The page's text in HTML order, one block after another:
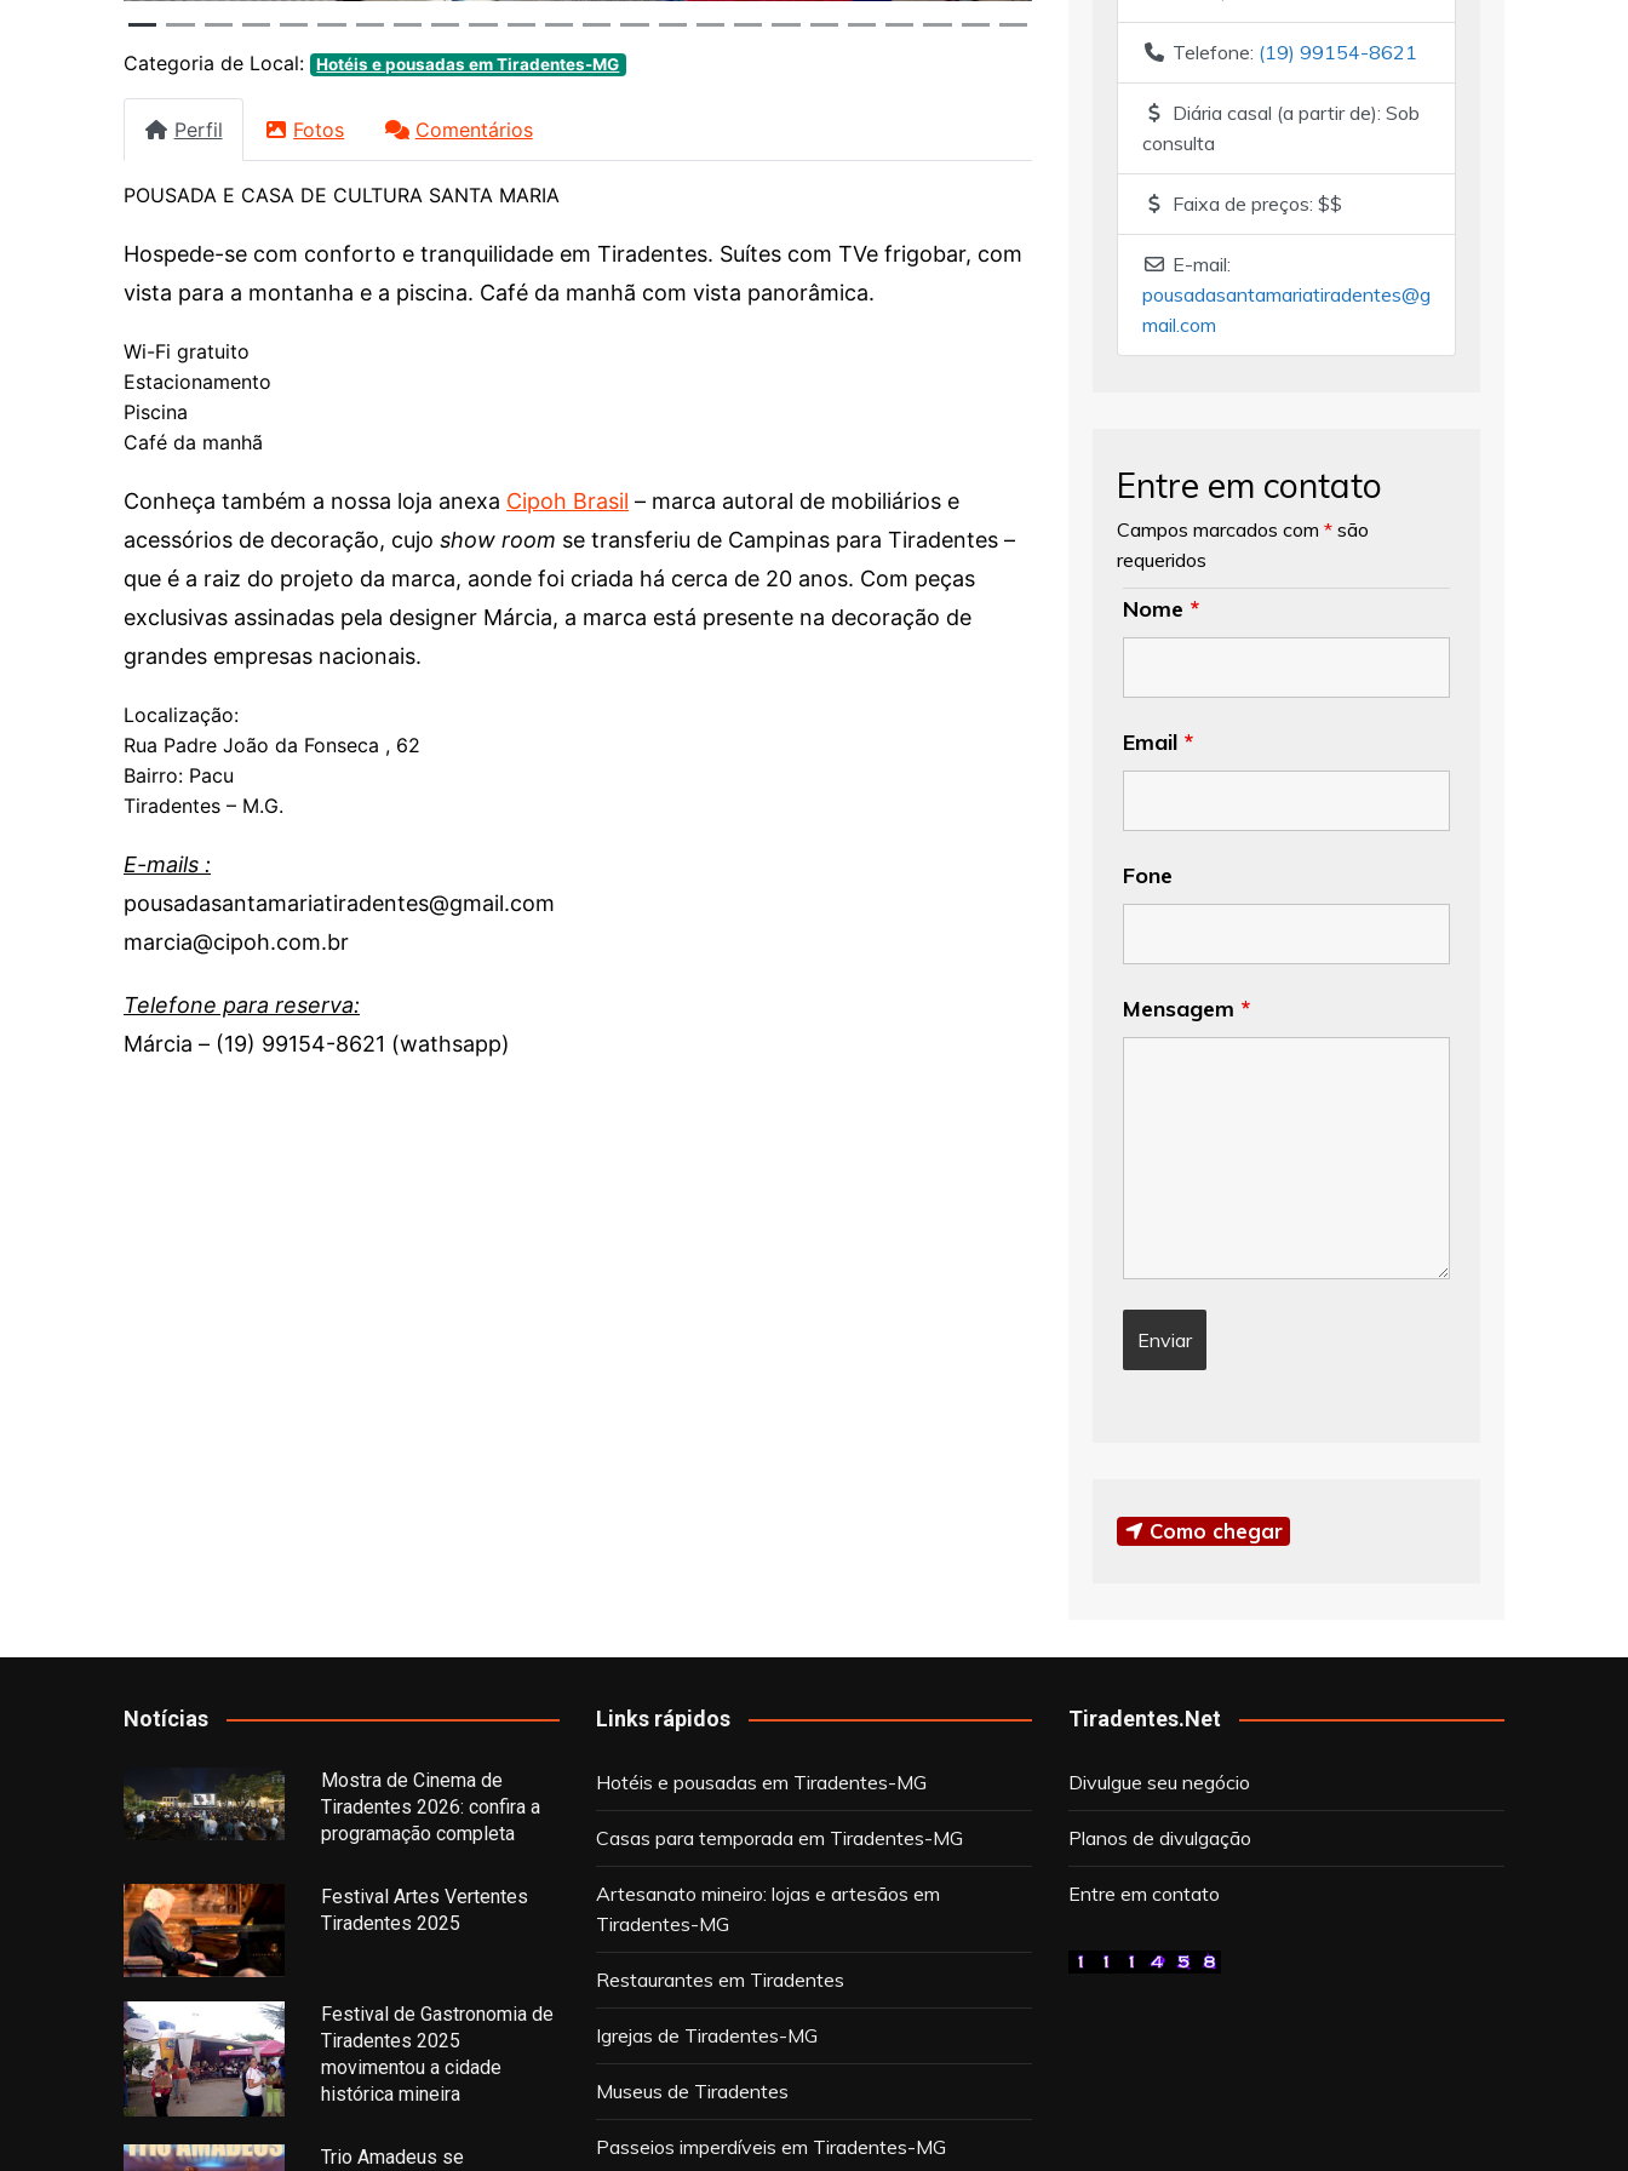
Categoria de Local: Hotéis e pousadas em Tiradentes-MG
Perfil Fotos Comentários
POUSADA E CASA DE CULTURA SANTA MARIA
Hospede-se com conforto e tranquilidade em Tiradentes. Suítes com TVe frigobar, com
vista para a montanha e a piscina. Café da manhã com vista panorâmica.
Wi-Fi gratuito
Estacionamento
Piscina
Café da manhã
Conheça também a nossa loja anexa Cipoh Brasil – marca autoral de mobiliários e
acessórios de decoração, cujo show room se transferiu de Campinas para Tiradentes –
que é a raiz do projeto da marca, aonde foi criada há cerca de 20 anos. Com peças
exclusivas assinadas pela designer Márcia, a marca está presente na decoração de
grandes empresas nacionais.
Localização:
Rua Padre João da Fonseca , 62
Bairro: Pacu
Tiradentes – M.G.
E-mails :
pousadasantamariatiradentes@gmail.com
marcia@cipoh.com.br
Telefone para reserva:
Márcia – (19) 99154-8621 (wathsapp)
Telefone: (19) 99154-8621
Diária casal (a partir de): Sob
consulta
Faixa de preços: $$
E-mail:
pousadasantamariatiradentes@g
mail.com
Entre em contato
Campos marcados com * são
requeridos
Nome *
Email *
Fone
Mensagem *
Como chegar
Notícias
Mostra de Cinema de
Tiradentes 2026: confira a
programação completa
Festival Artes Vertentes
Tiradentes 2025
Festival de Gastronomia de
Tiradentes 2025
movimentou a cidade
histórica mineira
Trio Amadeus se
Links rápidos
Hotéis e pousadas em Tiradentes-MG
Casas para temporada em Tiradentes-MG
Artesanato mineiro: lojas e artesãos em
Tiradentes-MG
Restaurantes em Tiradentes
Igrejas de Tiradentes-MG
Museus de Tiradentes
Passeios imperdíveis em Tiradentes-MG
Tiradentes.Net
Divulgue seu negócio
Planos de divulgação
Entre em contato